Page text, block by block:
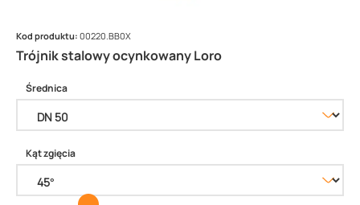
Trójnik stalowy ocynkowany Loro
Kod produktu: 00220.BB0X
Średnica
Kąt zgięcia